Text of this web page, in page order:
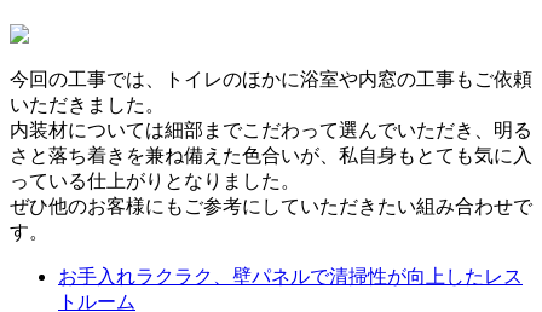
今回の工事では、トイレのほかに浴室や内窓の工事もご依頼
いただきました。
内装材については細部までこだわって選んでいただき、明る
さと落ち着きを兼ね備えた色合いが、私自身もとても気に入
っている仕上がりとなりました。
ぜひ他のお客様にもご参考にしていただきたい組み合わせで
す。
お手入れラクラク、壁パネルで清掃性が向上したレス
トルーム